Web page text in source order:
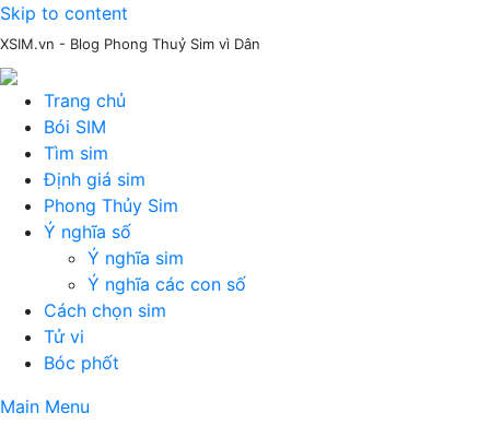
Skip to content
XSIM.vn - Blog Phong Thuỷ Sim vì Dân
Trang chủ
Bói SIM
Tìm sim
Định giá sim
Phong Thủy Sim
Ý nghĩa số
Ý nghĩa sim
Ý nghĩa các con số
Cách chọn sim
Tử vi
Bóc phốt
Main Menu